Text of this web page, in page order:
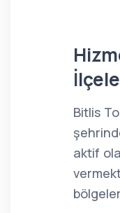
Bitlis
aktif